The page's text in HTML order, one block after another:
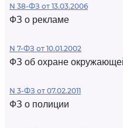
N 38-ФЗ от 13.03.2006
ФЗ о рекламе
N 7-ФЗ от 10.01.2002
ФЗ об охране
N 3-ФЗ от 07.02.2011
ФЗ о полиции